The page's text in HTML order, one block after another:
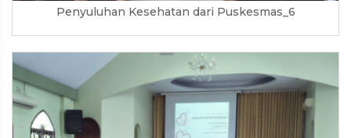
Penyuluhan Kesehatan dari Puskesmas_6